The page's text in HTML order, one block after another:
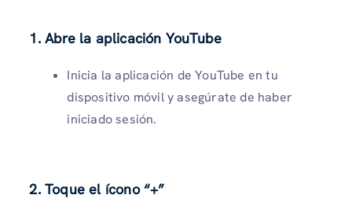
1. Abre la aplicación YouTube
Inicia la aplicación de YouTube en tu
dispositivo móvil y asegúrate de haber
iniciado sesión.
2. Toque el ícono “+”